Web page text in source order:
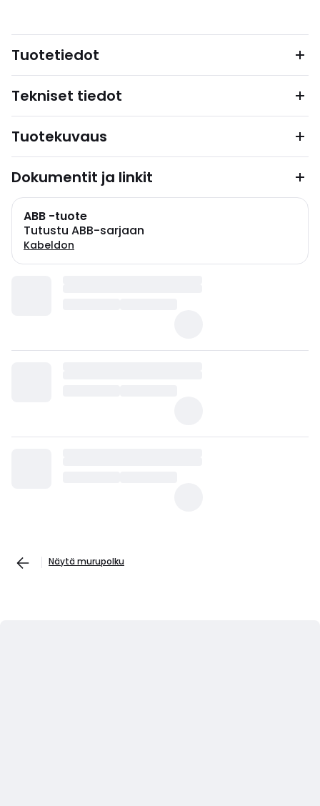
Tuotetiedot
Tekniset tiedot
Tuotekuvaus
Dokumentit ja linkit
ABB -tuote
Tutustu ABB-sarjaan
Kabeldon
Näytä murupolku